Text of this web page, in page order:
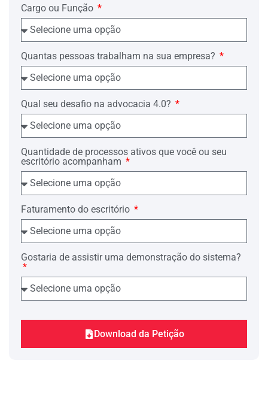
Cargo ou Função
Quantas pessoas trabalham na sua empresa?
Qual seu desafio na advocacia 4.0?
Quantidade de processos ativos que você ou seu
escritório acompanham
Faturamento do escritório
Gostaria de assistir uma demonstração do sistema?
Download da Petição